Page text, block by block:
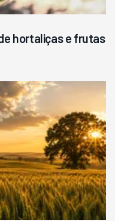
hortaliças e frutas